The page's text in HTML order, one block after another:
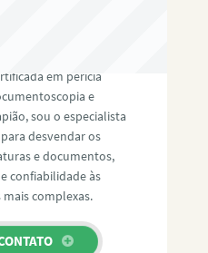
em perícia
e
sou o especialista
desvendar os
e documentos,
confiabilidade às
complexas.